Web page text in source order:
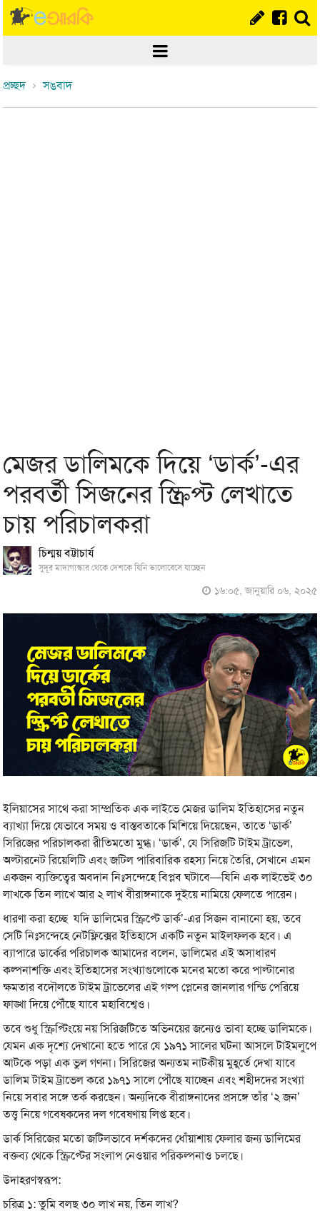
প্রচ্ছদ সঙবাদ
মেজর ডালিমকে দিয়ে ‘ডার্ক’-এর
পরবর্তী সিজনের স্ক্রিপ্ট লেখাতে
চায় পরিচালকরা
চিন্ময় বট্টাচার্য
সুদূর মাদাগাস্কার থেকে দেশকে যিনি ভালোবেসে যাচ্ছেন
১৬:০৫, জানুয়ারি ০৬, ২০২৫
ইলিয়াসের সাথে করা সাম্প্রতিক এক লাইভে মেজর ডালিম ইতিহাসের নতুন
ব্যাখ্যা দিয়ে যেভাবে সময় ও বাস্তবতাকে মিশিয়ে দিয়েছেন, তাতে ‘ডার্ক’
সিরিজের পরিচালকরা রীতিমতো মুগ্ধ। ‘ডার্ক’, যে সিরিজটি টাইম ট্রাভেল,
অল্টারনেট রিয়েলিটি এবং জটিল পারিবারিক রহস্য নিয়ে তৈরি, সেখানে এমন
একজন ব্যক্তিত্বের অবদান নিঃসন্দেহে বিপ্লব ঘটাবে—যিনি এক লাইভেই ৩০
লাখকে তিন লাখে আর ২ লাখ বীরাঙ্গনাকে দুইয়ে নামিয়ে ফেলতে পারেন।
ধারণা করা হচ্ছে যদি ডালিমের স্ক্রিপ্টে ডার্ক’-এর সিজন বানানো হয়, তবে
সেটি নিঃসন্দেহে নেটফ্লিক্সের ইতিহাসে একটি নতুন মাইলফলক হবে। এ
ব্যাপারে ডার্কের পরিচালক আমাদের বলেন, ডালিমের এই অসাধারণ
কল্পনাশক্তি এবং ইতিহাসের সংখ্যাগুলোকে মনের মতো করে পাল্টানোর
ক্ষমতার বদৌলতে টাইম ট্রাভেলের এই গল্প প্লেনের জানলার গন্ডি পেরিয়ে
ফাঙ্খা দিয়ে পৌঁছে যাবে মহাবিশ্বেও।
তবে শুধু স্ক্রিপ্টিংয়ে নয় সিরিজটিতে অভিনয়ের জন্যেও ভাবা হচ্ছে ডালিমকে।
যেমন এক দৃশ্যে দেখানো হতে পারে যে ১৯৭১ সালের ঘটনা আসলে টাইমলুপে
আটকে পড়া এক ভুল গণনা। সিরিজের অন্যতম নাটকীয় মুহূর্তে দেখা যাবে
ডালিম টাইম ট্রাভেল করে ১৯৭১ সালে পৌঁছে যাচ্ছেন এবং শহীদদের সংখ্যা
নিয়ে সবার সঙ্গে তর্ক করছেন। অন্যদিকে বীরাঙ্গনাদের প্রসঙ্গে তাঁর ‘২ জন’
তত্ত্ব নিয়ে গবেষকদের দল গবেষণায় লিপ্ত হবে।
ডার্ক সিরিজের মতো জটিলভাবে দর্শকদের ধোঁয়াশায় ফেলার জন্য ডালিমের
বক্তব্য থেকে স্ক্রিপ্টের সংলাপ নেওয়ার পরিকল্পনাও চলছে।
উদাহরণস্বরূপ:
চরিত্র ১: তুমি বলছ ৩০ লাখ নয়, তিন লাখ?